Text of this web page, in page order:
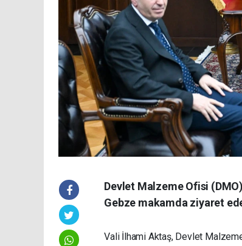
Devlet Malzeme Ofisi
Gebze makamda ziyaret
Vali İlhami Aktaş, Devlet